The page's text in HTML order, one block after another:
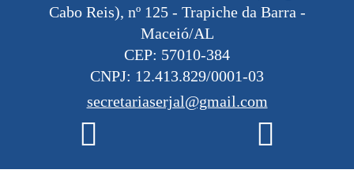
Cabo Reis), nº 125 - Trapiche da Barra -
Maceió/AL
CEP: 57010-384
CNPJ: 12.413.829/0001-03
secretariaserjal@gmail.com